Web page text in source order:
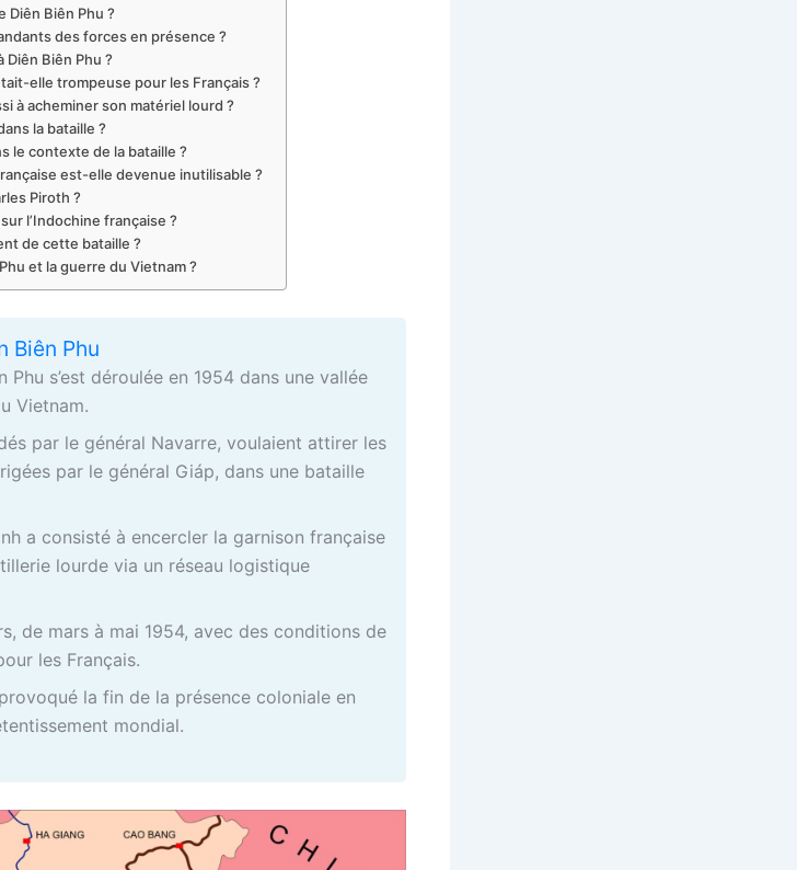
Diên Biên Phu ?
des forces en présence ?
Diên Biên Phu ?
elle trompeuse pour les Français ?
à acheminer son matériel lourd ?
la bataille ?
le contexte de la bataille ?
est-elle devenue inutilisable ?
Piroth ?
l’Indochine française ?
de cette bataille ?
et la guerre du Vietnam ?
Biên Phu
Phu s’est déroulée en 1954 dans une vallée
Vietnam.
par le général Navarre, voulaient attirer les
par le général Giáp, dans une bataille
a consisté à encercler la garnison française
lourde via un réseau logistique
de mars à mai 1954, avec des conditions de
les Français.
la fin de la présence coloniale en
mondial.